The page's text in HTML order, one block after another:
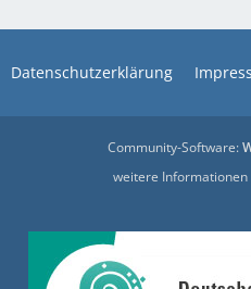
Datenschutzerklärung
Community-Software:
weitere Informationen